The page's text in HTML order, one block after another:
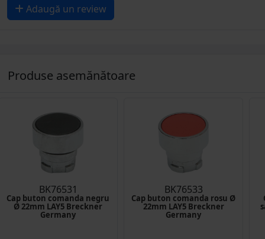
Adaugă un review
Produse asemănătoare
BK76531
Cap buton comanda negru
Ø 22mm LAY5 Breckner
Germany
BK76533
Cap buton comanda rosu Ø
22mm LAY5 Breckner
Germany